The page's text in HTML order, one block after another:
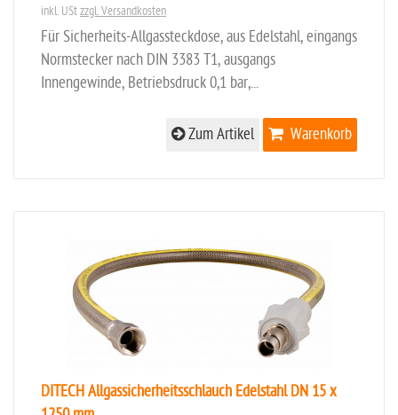
inkl. UStzzgl. Versandkosten
Für Sicherheits-Allgassteckdose, aus Edelstahl, eingangs
Normstecker nach DIN 3383 T1, ausgangs
Innengewinde, Betriebsdruck 0,1 bar,...
Warenkorb
Zum Artikel
DITECH Allgassicherheitsschlauch Edelstahl DN 15 x